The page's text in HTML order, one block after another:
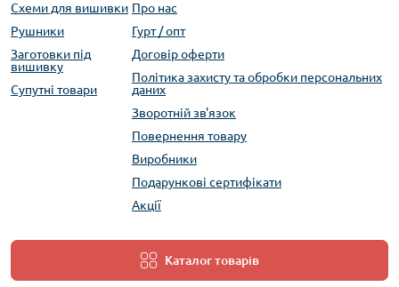
Схеми для вишивки
Рушники
Заготовки під
вишивку
Супутні товари
Про нас
Гурт / опт
Договір оферти
Політика захисту та обробки персональних
даних
Зворотній зв'язок
Повернення товару
Виробники
Подарункові сертифікати
Акції
Каталог товарів